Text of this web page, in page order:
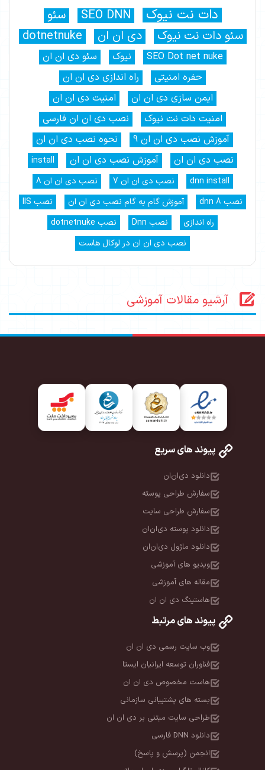
دات نت نیوک SEO DNN
سئو
سئو دات نت نیوک
دی ان ان dotnetnuke
SEO Dot net nuke نیوک
سئو دی ان ان
حفره امنیتی
راه اندازی دی ان ان
ایمن سازی دی ان ان
امنیت دی ان ان
امنیت دات نت نیوک
نصب دی ان ان فارسی
آموزش نصب دی ان ان 9
نحوه نصب دی ان ان
نصب دی ان ان
آموزش نصب دی ان ان
install
dnn install
نصب دی ان ان 7
نصب دی ان ان 8
نصب dnn 8
آموزش گام به گام نصب دی ان ان
نصب IIS
راه اندازی
نصب Dnn
نصب dotnetnuke
نصب دی ان ان در لوکال هاست
آرشیو مقالات آموزشی
پیوند های سریع
دانلود دی‌ان‌ان
سفارش طراحی پوسته
سفارش طراحی سایت
دانلود پوسته دی‌ان‌ان
دانلود ماژول دی‌ان‌ان
ویدیو های آموزشی
مقاله های آموزشی
هاستینگ دی ان ان
پیوند های مرتبط
وب سایت رسمی دی ان ان
فناوران توسعه ایرانیان ایستا
هاست مخصوص دی ان ان
بسته های پشتیبانی سازمانی
طراحی سایت مبتنی بر دی ان ان
دانلود DNN فارسی
انجمن (پرسش و پاسخ)